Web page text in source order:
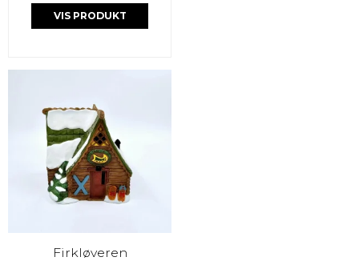
VIS PRODUKT
Firkløveren